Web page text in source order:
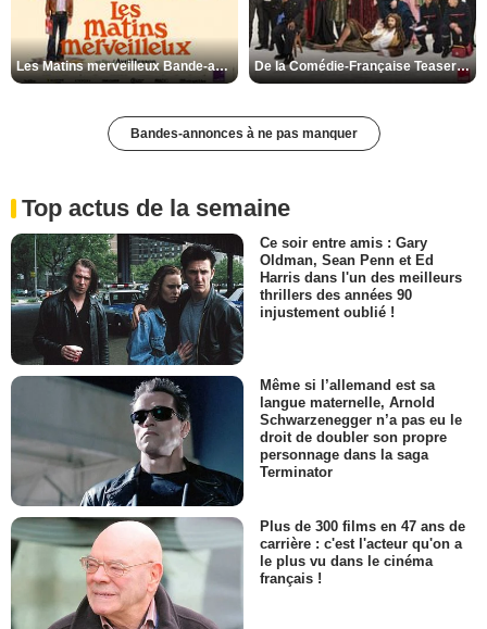
Les Matins merveilleux Bande-annonce VF De la Comédie-Française Teaser VF
Bandes-annonces à ne pas manquer
Top actus de la semaine
Ce soir entre amis : Gary
Oldman, Sean Penn et Ed
Harris dans l'un des meilleurs
thrillers des années 90
injustement oublié !
Même si l’allemand est sa
langue maternelle, Arnold
Schwarzenegger n’a pas eu le
droit de doubler son propre
personnage dans la saga
Terminator
Plus de 300 films en 47 ans de
carrière : c'est l'acteur qu'on a
le plus vu dans le cinéma
français !